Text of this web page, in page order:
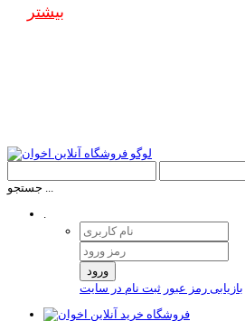
جستجو ...
.
ورود
بازیابی رمز عبور ثبت نام در سایت
بیشتر